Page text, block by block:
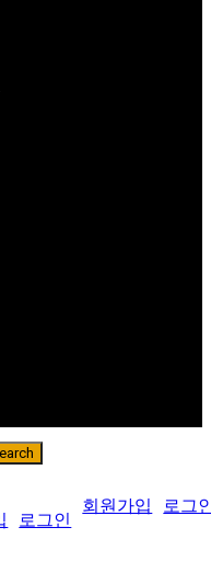
회원가입 로그
로그인